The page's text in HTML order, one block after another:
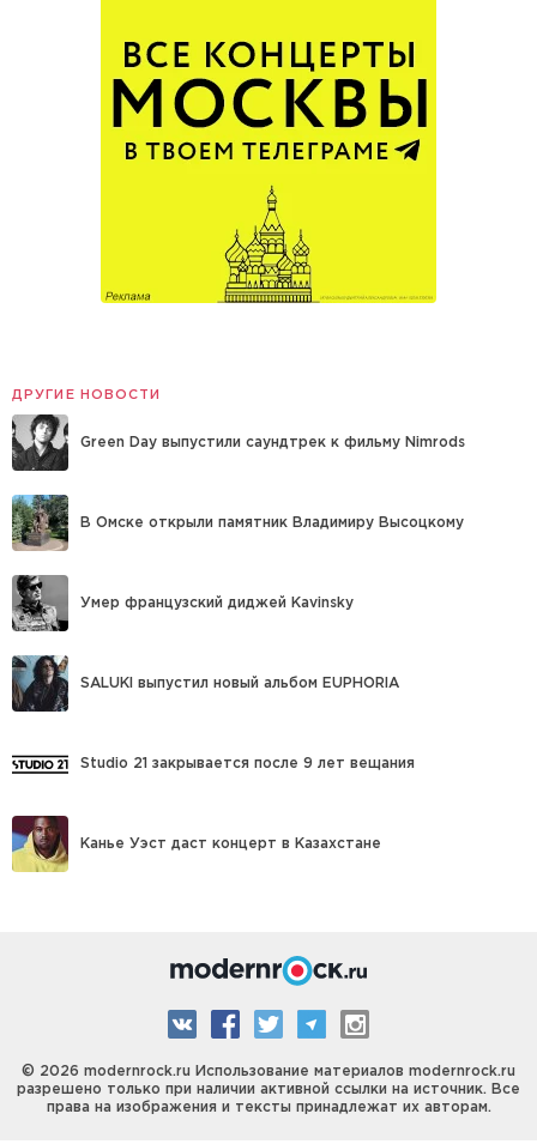
ДРУГИЕ НОВОСТИ
Green Day выпустили саундтрек к фильму Nimrods
В Омске открыли памятник Владимиру Высоцкому
Умер французский диджей Kavinsky
SALUKI выпустил новый альбом EUPHORIA
Studio 21 закрывается после 9 лет вещания
Канье Уэст даст концерт в Казахстане
© 2026 modernrock.ru Использование материалов modernrock.ru
разрешено только при наличии активной ссылки на источник. Все
права на изображения и тексты принадлежат их авторам.